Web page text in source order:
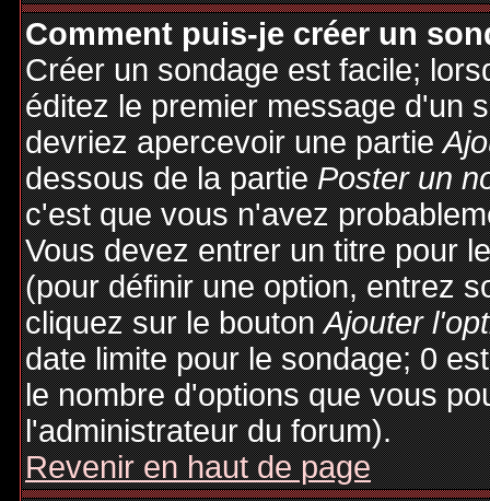
Comment puis-je créer un
Créer un sondage est facile;
éditez le premier message d'un
devriez apercevoir une partie
dessous de la partiePoster un
c'est que vous n'avez
Vous devez entrer un titre pour
(pour définir une option, entrez
cliquez sur le boutonAjouter
date limite pour le sondage; 0
le nombre d'options que vous
l'administrateur du forum).
Revenir en haut de page